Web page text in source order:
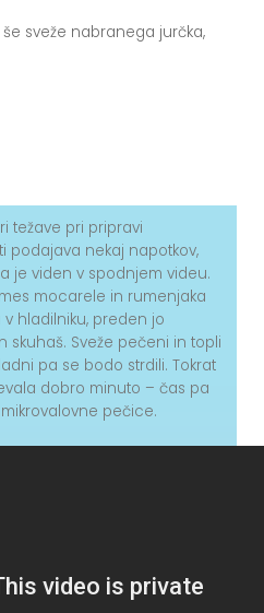
sveže nabranega jurčka,
težave pri pripravi
podajava nekaj napotkov,
je viden v spodnjem videu.
mocarele in rumenjaka
hladilniku, preden jo
skuhaš. Sveže pečeni in topli
pa se bodo strdili. Tokrat
dobro minuto – čas pa
pečice.